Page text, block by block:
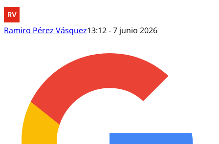
Ramiro Pérez Vásquez13:12 - 7 junio 2026